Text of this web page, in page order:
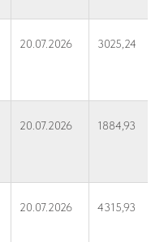
20.07.2026 3025,24
20.07.2026 1884,93
20.07.2026 4315,93